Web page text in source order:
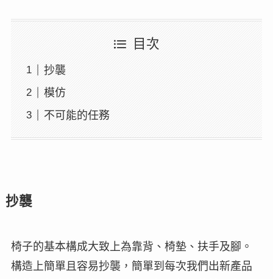
目次
抄襲
模仿
不可能的任務
抄襲
椅子的基本構成大致上為靠背、椅墊、扶手及腳。
構造上簡單且容易抄襲，簡單到每次我們出新產品